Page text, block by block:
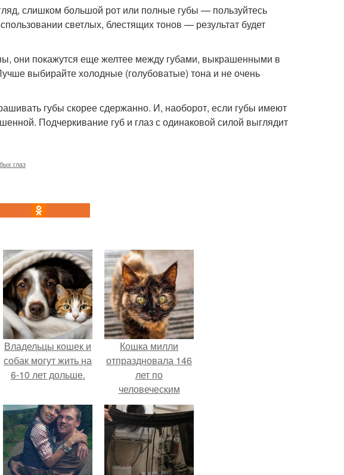
слишком большой рот или полные губы — пользуйтесь
светлых, блестящих тонов — результат будет
они покажутся еще желтее между губами, выкрашенными в
выбирайте холодные (голубоватые) тона и не очень
губы скорее сдержанно. И, наоборот, если губы имеют
Подчеркивание губ и глаз с одинаковой силой выглядит
глаз
Владельцы кошек и
собак могут жить на
6-10 лет дольше.
Кошка милли
отпраздновала 146
лет по
человеческим
Меркам и
претендует на
звание самой
старой в мире.